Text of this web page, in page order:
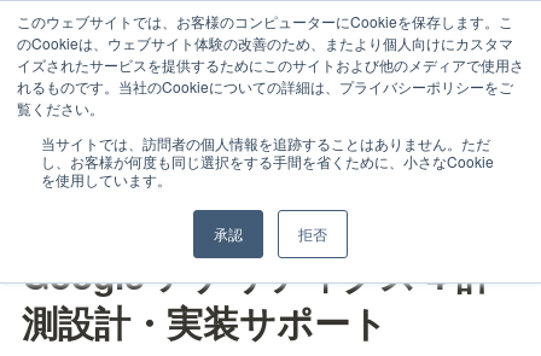
このウェブサイトでは、お客様のコンピューターにCookieを保存します。こ
のCookieは、ウェブサイト体験の改善のため、またより個人向けにカスタマ
イズされたサービスを提供するためにこのサイトおよび他のメディアで使用さ
れるものです。当社のCookieについての詳細は、プライバシーポリシーをご
覧ください。
当サイトでは、訪問者の個人情報を追跡することはありません。ただ
し、お客様が何度も同じ選択をする手間を省くために、小さなCookie
を使用しています。
承認 拒否
Google アナリティクス 4
計測設計・実装サポート
Google アナリティクス 4 計
測設計・実装サポート